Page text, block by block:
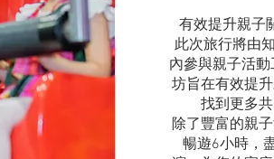
有效提升親子
此次旅行將由
內參與親子活
坊旨在有效提
找到更多
除了豐富的親
暢遊6小時，